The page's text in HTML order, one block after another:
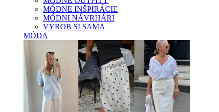
MÓDNE INŠPIRÁCIE
MÓDNI NÁVRHÁRI
VYROB SI SAMA
MÓDA